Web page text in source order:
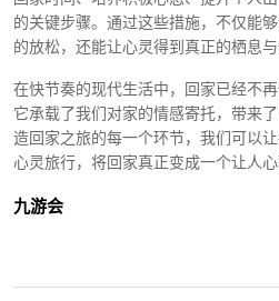
的关键步骤。通过这些措施，不仅能
的放松，还能让心灵得到真正的栖息与
在快节奏的现代生活中，回家已经不
它承载了我们对家的情感寄托，带来
造回家之旅的每一个环节，我们可以
心灵旅行，将回家真正变成一个让人心
九游会